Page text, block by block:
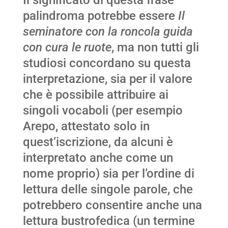
palindroma potrebbe essere Il
seminatore con la roncola guida
con cura le ruote, ma non tutti gli
studiosi concordano su questa
interpretazione, sia per il valore
che è possibile attribuire ai
singoli vocaboli (per esempio
Arepo, attestato solo in
quest’iscrizione, da alcuni è
interpretato anche come un
nome proprio) sia per l’ordine di
lettura delle singole parole, che
potrebbero consentire anche una
lettura bustrofedica (un termine